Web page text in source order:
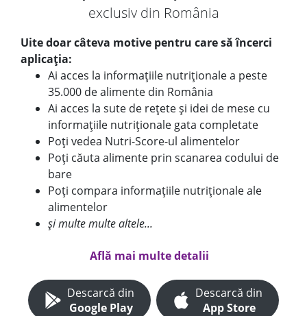
exclusiv din România
Uite doar câteva motive pentru care să încerci
aplicația:
Ai acces la informațiile nutriționale a peste
35.000 de alimente din România
Ai acces la sute de rețete și idei de mese cu
informațiile nutriționale gata completate
Poți vedea Nutri-Score-ul alimentelor
Poți căuta alimente prin scanarea codului de
bare
Poți compara informațiile nutriționale ale
alimentelor
și multe multe altele...
Află mai multe detalii
Descarcă din
Google Play
Descarcă din
App Store